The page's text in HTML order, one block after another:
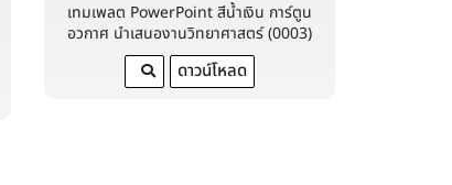
เทมเพลต PowerPoint สีน้ำเงิน การ์ตูน
อวกาศ นำเสนองานวิทยาศาสตร์ (0003)
ดาวน์โหลด